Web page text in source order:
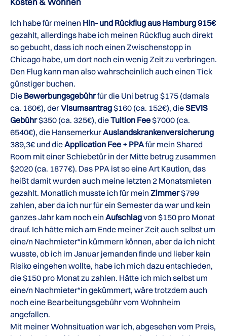
Ich habe für meinen Hin- und Rückflug aus Hamburg 915€
gezahlt, allerdings habe ich meinen Rückflug auch direkt
so gebucht, dass ich noch einen Zwischenstopp in
Chicago habe, um dort noch ein wenig Zeit zu verbringen.
Den Flug kann man also wahrscheinlich auch einen Tick
günstiger buchen.
Die Bewerbungsgebührfür die Uni betrug $175 (damals
ca. 160€), derVisumsantrag$160 (ca. 152€), dieSEVIS
Gebühr$350 (ca. 325€), dieTuition Fee$7000 (ca.
6540€), die HansemerkurAuslandskrankenversicherung
389,3€ und dieApplication Fee + PPAfür mein Shared
Room mit einer Schiebetür in der Mitte betrug zusammen
$2020 (ca. 1877€). Das PPA ist so eine Art Kaution, das
heißt damit wurden auch meine letzten 2 Monatsmieten
gezahlt. Monatlich musste ich für mein Zimmer$799
zahlen, aber da ich nur für ein Semester da war und kein
ganzes Jahr kam noch ein Aufschlagvon $150 pro Monat
drauf. Ich hätte mich am Ende meiner Zeit auch selbst um
eine/n Nachmieter*in kümmern können, aber da ich nicht
wusste, ob ich im Januar jemanden finde und lieber kein
Risiko eingehen wollte, habe ich mich dazu entschieden,
die $150 pro Monat zu zahlen. Hätte ich mich selbst um
eine/n Nachmieter*in gekümmert, wäre trotzdem auch
noch eine Bearbeitungsgebühr vom Wohnheim
angefallen.
Mit meiner Wohnsituation war ich, abgesehen vom Preis,